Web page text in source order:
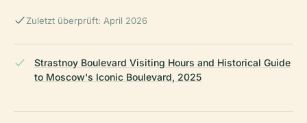
Zuletzt überprüft: April 2026
Strastnoy Boulevard Visiting Hours and Historical Guide
to Moscow's Iconic Boulevard, 2025